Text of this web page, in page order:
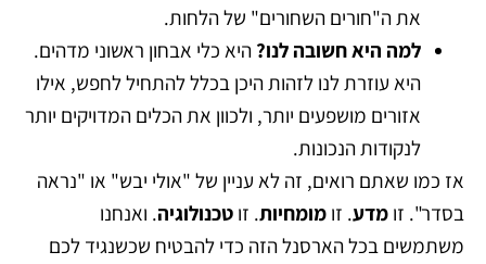
את ה"חורים השחורים" של הלחות.
למה היא חשובה לנו? היא כלי אבחון ראשוני מדהים.
היא עוזרת לנו לזהות היכן בכלל להתחיל לחפש, אילו
אזורים מושפעים יותר, ולכוון את הכלים המדויקים יותר
לנקודות הנכונות.
אז כמו שאתם רואים, זה לא עניין של "אולי יבש" או "נראה
בסדר". זו מדע. זו מומחיות. זו טכנולוגיה. ואנחנו
משתמשים בכל הארסנל הזה כדי להבטיח שכשנגיד לכם